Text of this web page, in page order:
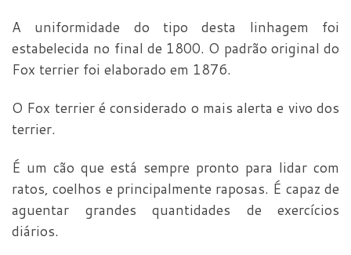
A uniformidade do tipo desta linhagem foi
estabelecida no final de 1800. O padrão original do
Fox terrier foi elaborado em 1876.
O Fox terrier é considerado o mais alerta e vivo dos
terrier.
É um cão que está sempre pronto para lidar com
ratos, coelhos e principalmente raposas. É capaz de
aguentar grandes quantidades de exercícios
diários.